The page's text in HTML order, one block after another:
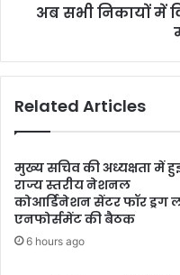
त्र
लि
ता
ज
न
कः
चौ
ल
न
दौ
ड़े
गाः
म
अब सभी निकायों में
Related Articles
मुख्य सचिव की अध्यक्षता में
राज्य स्तरीय नेशनल
कोआर्डिनेशन सेंटर फॉर ड्रग
एनफोर्समेंट की बैठक
6 hours ago